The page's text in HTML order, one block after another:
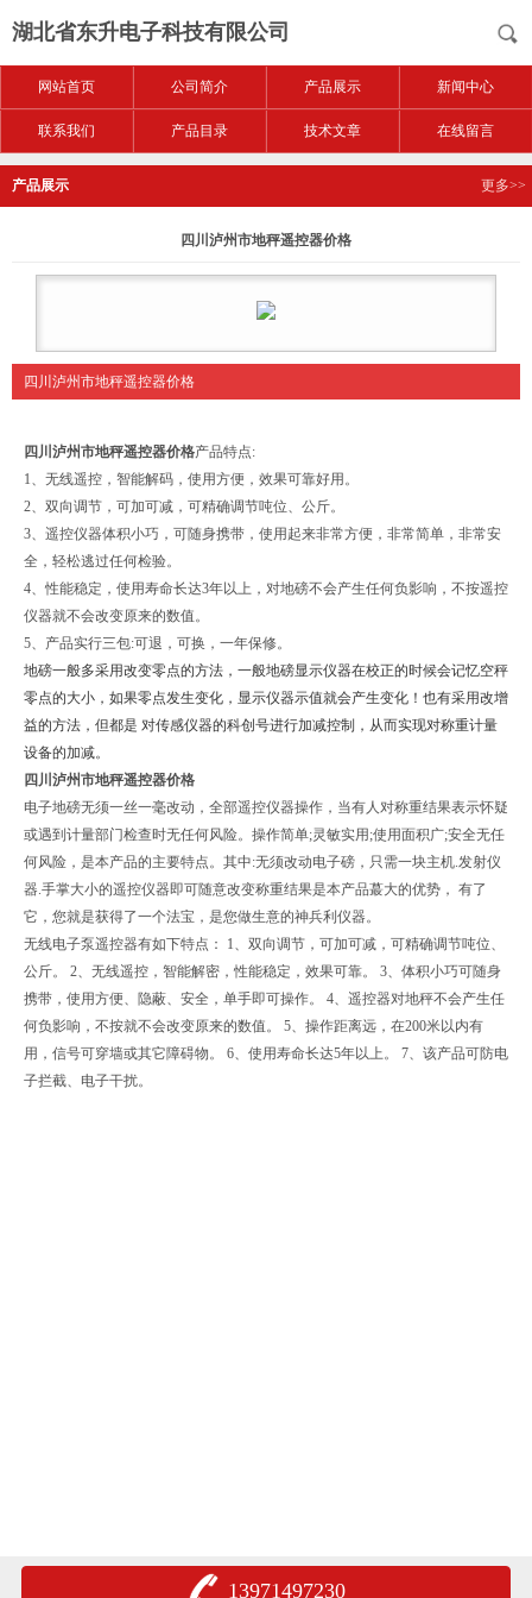
湖北省东升电子科技有限公司
网站首页 公司简介 产品展示 新闻中心
联系我们 产品目录 技术文章 在线留言
产品展示 更多>>
四川泸州市地秤遥控器价格
四川泸州市地秤遥控器价格
四川泸州市地秤遥控器价格产品特点:
1、无线遥控，智能解码，使用方便，效果可靠好用。
2、双向调节，可加可减，可精确调节吨位、公斤。
3、遥控仪器体积小巧，可随身携带，使用起来非常方便，非常简单，非常安
全，轻松逃过任何检验。
4、性能稳定，使用寿命长达3年以上，对地磅不会产生任何负影响，不按遥控
仪器就不会改变原来的数值。
5、产品实行三包:可退，可换，一年保修。
地磅一般多采用改变零点的方法，一般地磅显示仪器在校正的时候会记忆空秤
零点的大小，如果零点发生变化，显示仪器示值就会产生变化！也有采用改增
益的方法，但都是 对传感仪器的科创号进行加减控制，从而实现对称重计量
设备的加减。
四川泸州市地秤遥控器价格
电子地磅无须一丝一毫改动，全部遥控仪器操作，当有人对称重结果表示怀疑
或遇到计量部门检查时无任何风险。操作简单;灵敏实用;使用面积广;安全无任
何风险，是本产品的主要特点。其中:无须改动电子磅，只需一块主机.发射仪
器.手掌大小的遥控仪器即可随意改变称重结果是本产品蕞大的优势， 有了
它，您就是获得了一个法宝，是您做生意的神兵利仪器。
无线电子泵遥控器有如下特点： 1、双向调节，可加可减，可精确调节吨位、
公斤。 2、无线遥控，智能解密，性能稳定，效果可靠。 3、体积小巧可随身
携带，使用方便、隐蔽、安全，单手即可操作。 4、遥控器对地秤不会产生任
何负影响，不按就不会改变原来的数值。 5、操作距离远，在200米以内有
用，信号可穿墙或其它障碍物。 6、使用寿命长达5年以上。 7、该产品可防电
子拦截、电子干扰。
13971497230